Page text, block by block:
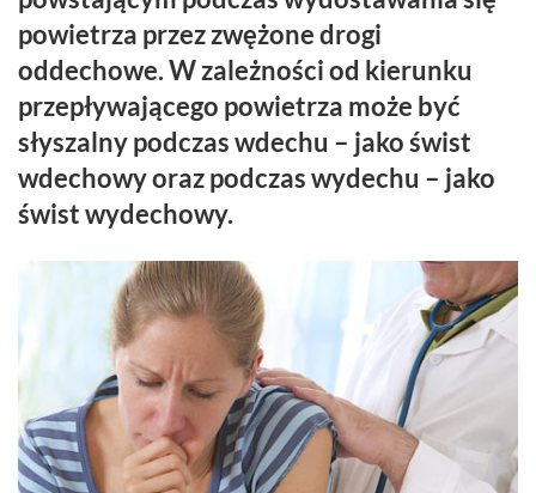
powietrza przez zwężone drogi
oddechowe. W zależności od kierunku
przepływającego powietrza może być
słyszalny podczas wdechu – jako świst
wdechowy oraz podczas wydechu – jako
świst wydechowy.